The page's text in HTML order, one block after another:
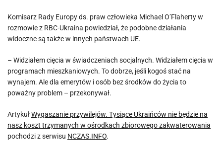
Komisarz Rady Europy ds. praw człowieka Michael O’Flaherty w
rozmowie z RBC-Ukraina powiedział, że podobne działania
widoczne są także w innych państwach UE.
– Widziałem cięcia w świadczeniach socjalnych. Widziałem cięcia w
programach mieszkaniowych. To dobrze, jeśli kogoś stać na
wynajem. Ale dla emerytów i osób bez środków do życia to
poważny problem – przekonywał.
ArtykułWygaszanie przywilejów. Tysiące Ukraińców nie będzie na
nasz koszt trzymanych w ośrodkach zbiorowego zakwaterowania
pochodzi z serwisu NCZAS.INFO.